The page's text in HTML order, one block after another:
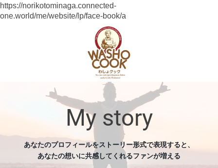
https://norikotominaga.connected-
one.world/me/website/lp/face-book/a
My story
あなたのプロフィールをストーリー形式で表現すると、
あなたの想いに共感してくれるファンが増える